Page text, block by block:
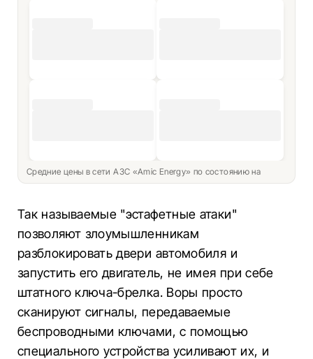
Средние цены в сети АЗС «Amic Energy» по состоянию на
Так называемые "эстафетные атаки"
позволяют злоумышленникам
разблокировать двери автомобиля и
запустить его двигатель, не имея при себе
штатного ключа-брелка. Воры просто
сканируют сигналы, передаваемые
беспроводными ключами, с помощью
специального устройства усиливают их, и